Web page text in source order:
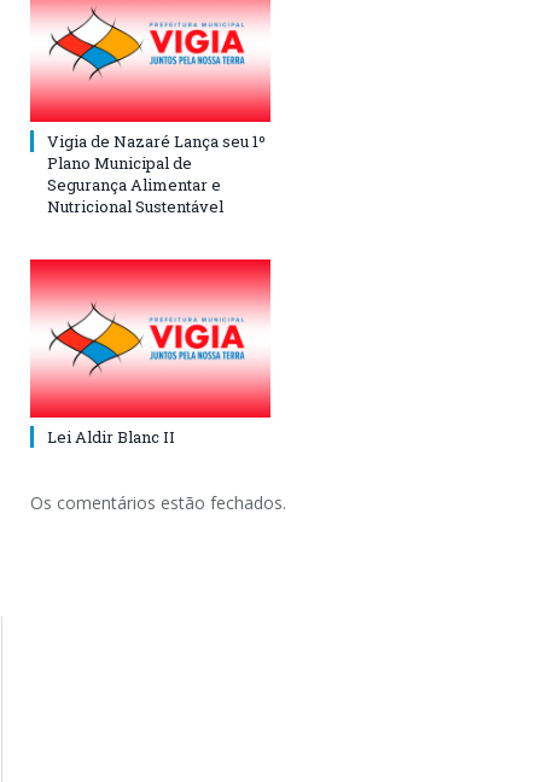
Vigia de Nazaré Lança seu 1º
Plano Municipal de
Segurança Alimentar e
Nutricional Sustentável
Lei Aldir Blanc II
Os comentários estão fechados.